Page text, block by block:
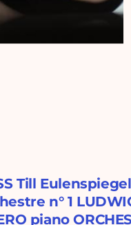
Till
n° 1
piano